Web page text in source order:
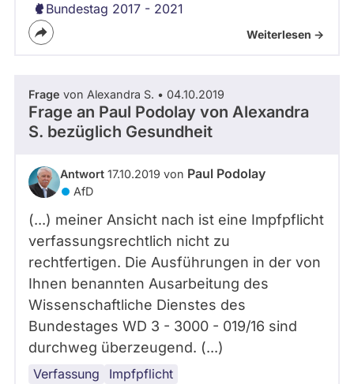
Bundestag 2017 - 2021
Weiterlesen ->
Frage von Alexandra S. • 04.10.2019
Frage an Paul Podolay von Alexandra
S. bezüglich Gesundheit
Antwort 17.10.2019 von Paul Podolay
AfD
(...) meiner Ansicht nach ist eine Impfpflicht
verfassungsrechtlich nicht zu
rechtfertigen. Die Ausführungen in der von
Ihnen benannten Ausarbeitung des
Wissenschaftliche Dienstes des
Bundestages WD 3 - 3000 - 019/16 sind
durchweg überzeugend. (...)
Verfassung Impfpflicht